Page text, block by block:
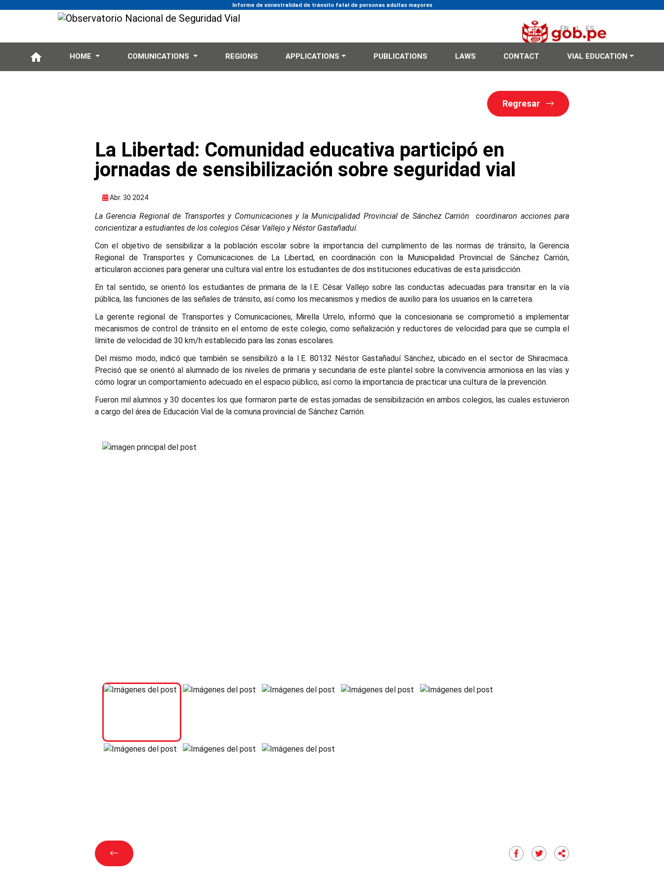
Informe de siniestralidad de tránsito fatal de personas adultas mayores
EN | ES
HOME COMUNICATIONS REGIONS APPLICATIONS PUBLICATIONS LAWS CONTACT VIAL EDUCATION
Regresar
La Libertad: Comunidad educativa participó en
jornadas de sensibilización sobre seguridad vial
Abr. 30 2024
La Gerencia Regional de Transportes y Comunicaciones y la Municipalidad Provincial de Sánchez Carrión coordinaron acciones para
concientizar a estudiantes de los colegios César Vallejo y Néstor Gastañaduí.
Con el objetivo de sensibilizar a la población escolar sobre la importancia del cumplimento de las normas de tránsito, la Gerencia
Regional de Transportes y Comunicaciones de La Libertad, en coordinación con la Municipalidad Provincial de Sánchez Carrión,
articularon acciones para generar una cultura vial entre los estudiantes de dos instituciones educativas de esta jurisdicción.
En tal sentido, se orientó los estudiantes de primaria de la I.E. César Vallejo sobre las conductas adecuadas para transitar en la vía
pública, las funciones de las señales de tránsito, así como los mecanismos y medios de auxilio para los usuarios en la carretera.
La gerente regional de Transportes y Comunicaciones, Mirella Urrelo, informó que la concesionaria se comprometió a implementar
mecanismos de control de tránsito en el entorno de este colegio, como señalización y reductores de velocidad para que se cumpla el
límite de velocidad de 30 km/h establecido para las zonas escolares.
Del mismo modo, indicó que también se sensibilizó a la I.E. 80132 Néstor Gastañaduí Sánchez, ubicado en el sector de Shiracmaca.
Precisó que se orientó al alumnado de los niveles de primaria y secundaria de este plantel sobre la convivencia armoniosa en las vías y
cómo lograr un comportamiento adecuado en el espacio público, así como la importancia de practicar una cultura de la prevención.
Fueron mil alumnos y 30 docentes los que formaron parte de estas jornadas de sensibilización en ambos colegios, las cuales estuvieron
a cargo del área de Educación Vial de la comuna provincial de Sánchez Carrión.